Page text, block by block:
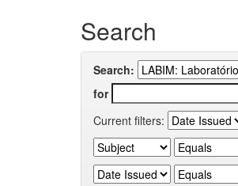
Search
Search:
for
Current filters: